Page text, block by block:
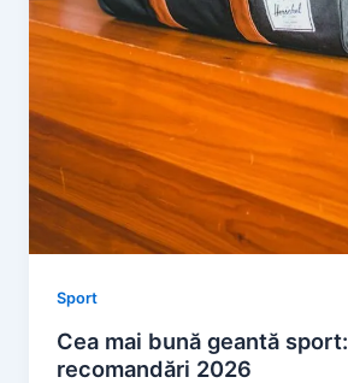
Sport
Cea mai bună geantă sport:
recomandări 2026